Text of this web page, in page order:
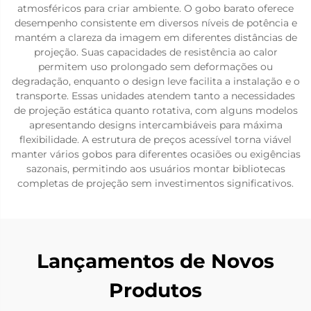
atmosféricos para criar ambiente. O gobo barato oferece
desempenho consistente em diversos níveis de potência e
mantém a clareza da imagem em diferentes distâncias de
projeção. Suas capacidades de resistência ao calor
permitem uso prolongado sem deformações ou
degradação, enquanto o design leve facilita a instalação e o
transporte. Essas unidades atendem tanto a necessidades
de projeção estática quanto rotativa, com alguns modelos
apresentando designs intercambiáveis para máxima
flexibilidade. A estrutura de preços acessível torna viável
manter vários gobos para diferentes ocasiões ou exigências
sazonais, permitindo aos usuários montar bibliotecas
completas de projeção sem investimentos significativos.
Lançamentos de Novos
Produtos